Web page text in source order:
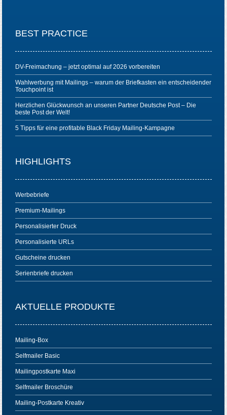
BEST PRACTICE
DV-Freimachung – jetzt optimal auf 2026 vorbereiten
Wahlwerbung mit Mailings – warum der Briefkasten ein entscheidender
Touchpoint ist
Herzlichen Glückwunsch an unseren Partner Deutsche Post – Die
beste Post der Welt!
5 Tipps für eine profitable Black Friday Mailing-Kampagne
HIGHLIGHTS
Werbebriefe
Premium-Mailings
Personalisierter Druck
Personalisierte URLs
Gutscheine drucken
Serienbriefe drucken
AKTUELLE PRODUKTE
Mailing-Box
Selfmailer Basic
Mailingpostkarte Maxi
Selfmailer Broschüre
Mailing-Postkarte Kreativ